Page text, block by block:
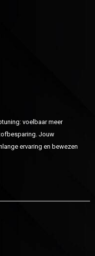
voelbaar meer
Jouw
ervaring en bewezen